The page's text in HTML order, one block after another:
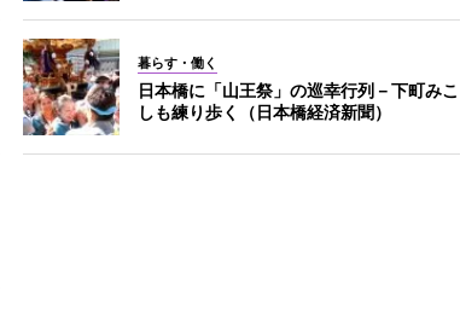
暮らす・働く
日本橋に「山王祭」の巡幸行列－下町みこ
しも練り歩く（日本橋経済新聞）